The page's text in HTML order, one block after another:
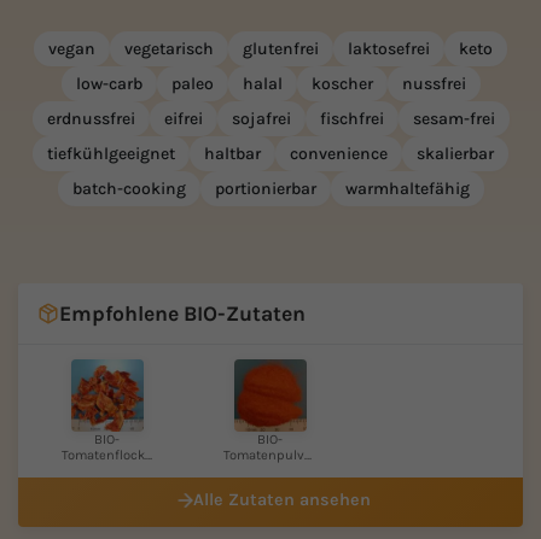
vegan vegetarisch glutenfrei laktosefrei
keto
low-carb
paleo halal koscher
nussfrei
erdnussfrei
eifrei sojafrei fischfrei
sesam-frei
tiefkühlgeeignet
haltbar convenience
skalierbar
batch-cooking
portionierbar warmhaltefähig
Empfohlene BIO-Zutaten
BIO-
Tomatenflocke
BIO-
Tomatenpulver
Alle Zutaten ansehen